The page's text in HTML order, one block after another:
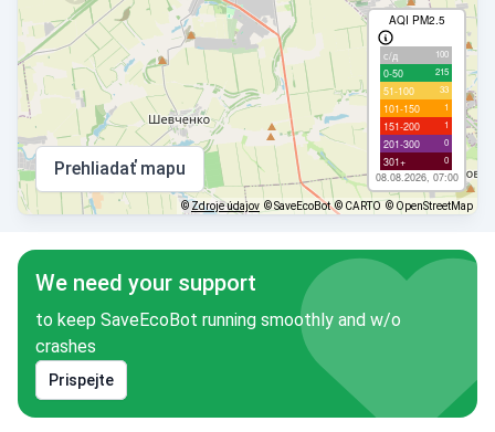
AQI PM2.5
с/д 100
0-50 215
51-100 33
101-150 1
151-200 1
201-300 0
301+ 0
08.08.2026, 07:00
Prehliadať mapu
© Zdroje údajov © SaveEcoBot © CARTO © OpenStreetMap
We need your support
to keep SaveEcoBot running smoothly and w/o
crashes
Prispejte